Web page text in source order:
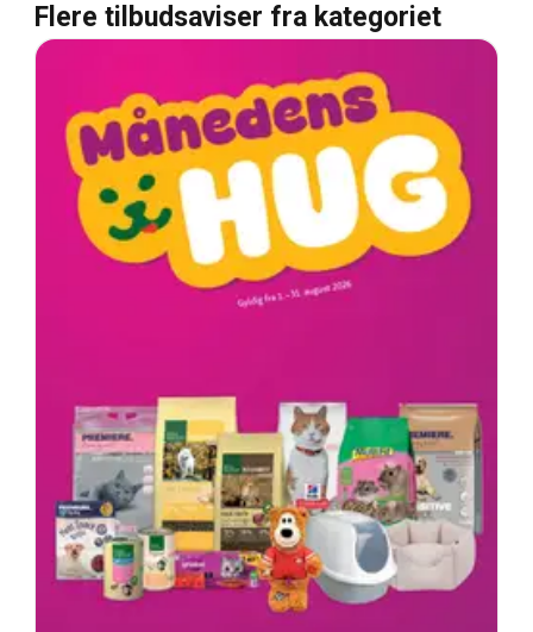
Flere tilbudsaviser fra kategoriet